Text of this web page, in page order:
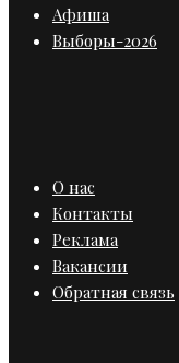
Афиша
Выборы-2026
О нас
Контакты
Реклама
Вакансии
Обратная связь